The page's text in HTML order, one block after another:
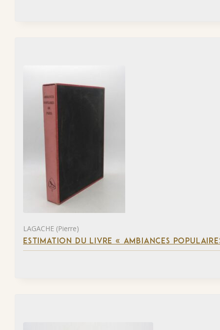
LAGACHE (Pierre)
ESTIMATION DU LIVRE « AMBIANCES